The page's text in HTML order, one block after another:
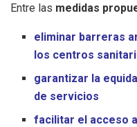
Entre las medidas
eliminar barreras
los centros
garantizar la
de servicios
facilitar el acceso